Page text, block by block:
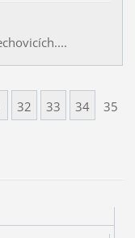
32 33 34 35